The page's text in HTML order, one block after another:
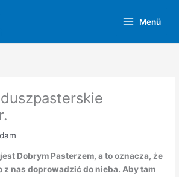
Menü
Dobrym Pasterzem, a to oznacza, że
z nas doprowadzić do nieba. Aby tam